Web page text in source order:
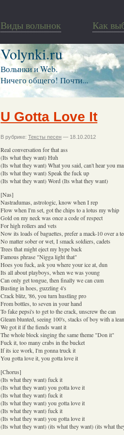
Виды волынок Как
Volynki.ru
Волынки и Web.
Ничего общего! Почти...
U Gotta Love It
В рубрике: Тексты песен — 18.10.2012
Real conversation for that ass
(Its what they want) Huh
(Its what they want) What you said, can't hear you
(Its what they want) Speak the fuck up
(Its what they want) Word (Its what they want)
[Nas]
Nastradumas, astrologic, know when I rep
Flow when I'm set, got the chips to a lotus my whip
Gold on my neck was once a code of respect
For high rollers and vets
Now its loads of baguettes, prefer a mack-10 over a
No matter sober or wet, I smack soldiers, cadets
Trees that might eject my hype back
Famous phrase "Nigga light that"
Hoes you fuck, ask you where your ice at, dun
Its all about playboys, when we was young
Can only get tongue, then finally we can cum
Busting in hoes, guzzling 4's
Crack blitz, '86, you turn hustling pro
From bottles, to seven in your hand
To fake pepsi's to get to the crack, unscrew the can
Gleam blunted, seeing 100's, stacks of boy with a
We got it if the fiends want it
The whole block singing the same theme "Don it"
Fuck it, too many crabs in the bucket
If its ice work, I'm gonna truck it
You gotta love it, you gotta love it
[Chorus]
(Its what they want) fuck it
(Its what they want) you gotta love it
(Its what they want) fuck it
(Its what they want) you gotta love it
(Its what they want) fuck it
(Its what they want) you gotta love it
(Its what they want) (its what they want) (its what